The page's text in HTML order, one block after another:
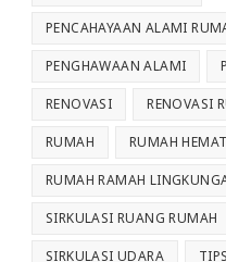
PENCAHAYAAN ALAMI
PENGHAWAAN ALAMI
RENOVASI RENOVASI
RUMAH RUMAH
RUMAH RAMAH
SIRKULASI RUANG RUMAH
SIRKULASI UDARA